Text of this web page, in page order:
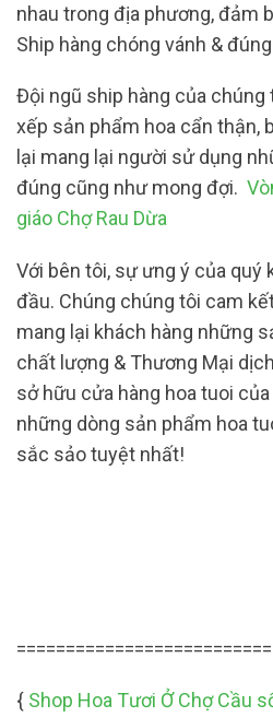
nhau trong địa phương, đảm
Ship hàng chóng vánh &
Đội ngũ ship hàng của chúng
xếp sản phẩm hoa cẩn thận,
lại mang lại người sử dụng
đúng cũng như mong đợi.
giáo Chợ Rau Dừa
Với bên tôi, sự ưng ý của quý
đầu. Chúng chúng tôi cam
mang lại khách hàng những
chất lượng & Thương Mại
sở hữu cửa hàng hoa tuoi
những dòng sản phẩm hoa
sắc sảo tuyệt nhất!
{ Shop Hoa Tươi Ở Chợ Cầu